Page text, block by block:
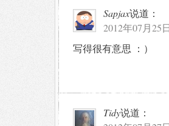
Sapjax说道：
2012年07月25
写得很有意思 ：）
Tidy说道：